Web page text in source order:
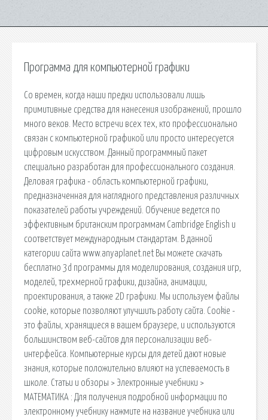
Программа для компьютерной графики
Со времен, когда наши предки использовали лишь
примитивные средства для нанесения изображений, прошло
много веков. Место встречи всех тех, кто профессионально
связан с компьютерной графикой или просто интересуется
цифровым искусством. Данный программный пакет
специально разработан для профессионального создания.
Деловая графика - область компьютерной графики,
предназначенная для наглядного представления различных
показателей работы учреждений. Обучение ведется по
эффективным британским программам Cambridge English и
соответствует международным стандартам. В данной
категории сайта www.anyaplanet.net Вы можете cкачать
бесплатно 3d программы для моделирования, создания игр,
моделей, трехмерной графики, дизайна, анимации,
проектирования, а также 2D графики. Мы используем файлы
cookie, которые позволяют улучшить работу сайта. Cookie -
это файлы, хранящиеся в вашем браузере, и используются
большинством веб-сайтов для персонализации веб-
интерфейса. Компьютерные курсы для детей дают новые
знания, которые положительно влияют на успеваемость в
школе. Статьи и обзоры > Электронные учебники >
МАТЕМАТИКА : Для получения подробной информации по
электронному учебнику нажмите на название учебника или